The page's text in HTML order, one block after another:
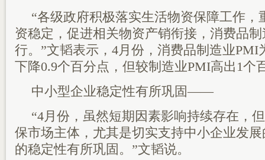
“各级政府积极落实生活物资保障工作，
资稳定，促进相关物资产销衔接，消费品
行。”文韬表示，4月份，消费品制造业PMI
下降0.9个百分点，但较制造业PMI高出1个
中小型企业稳定性有所巩固――
“4月份，虽然短期因素影响持续存在，
保市场主体，尤其是切实支持中小企业发
的稳定性有所巩固。”文韬说。